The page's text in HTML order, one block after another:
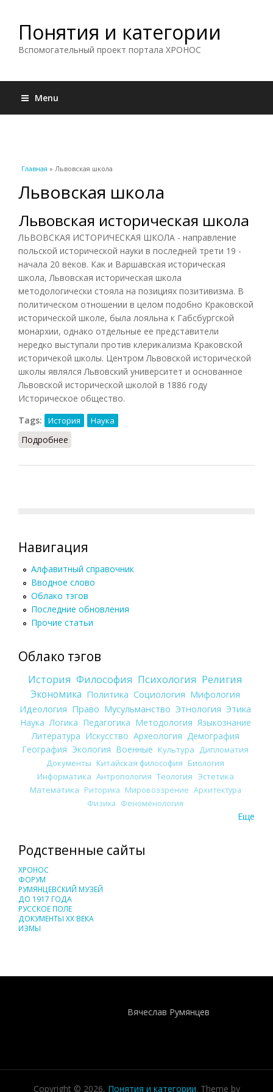
Понятия и категории
Вспомогательный проект портала ХРОНОС
Menu
Вы здесь
Главная » Львовская школа
Львовская школа
Львовская историческая школа
ЛЬВОВСКАЯ ИСТОРИЧЕСКАЯ ШКОЛА - направление
польской исторической науки в последней трети 19 -
начала 20 веков. Как и Варшавская историческая
школа, Львовская историческая школа
методологически стояла на позициях позитивизма. В
политическом отношении в целом подобно Краковской
исторической школе, была лояльна к Габсбургской
монархии, однако отдельные ее представители
нередко выступали против клерикализма Краковской
историчекой школы. Центром Львовской исторической
школы являлся Львовский университет и основанное
Львовской исторической школой в 1886 году
Историческое общество.
Tags:
История Наука
Подробнее
Навигация
Алфавитный справочник
Вводное слово
Облако тэгов
Последние обновления
Прочие статьи
Облако тэгов
История Философия Психология Религия
Экономика Политика Социология Мифология
Идеология Право Мусульманство Этнология Этика
Наука Логика Педагогика Методология Языкознание
Литература Искусство Археология Демография
География Экология Военные Культура
Дипломатия
Документы Китайская философия Биология
Информатика Антропология Теология Эстетика
Математика Риторика Мировоззрение Архитектура
Физика Феноменология
Еще
Родственные сайты
ХРОНОС
ФОРУМ
РУМЯНЦЕВСКИЙ МУЗЕЙ
ДО 1917 ГОДА
РУССКОЕ ПОЛЕ
ДОКУМЕНТЫ XX ВЕКА
ИЗМЫ
Вячеслав Румянцев
Copyright © 2026, Понятия и категории. Theme by